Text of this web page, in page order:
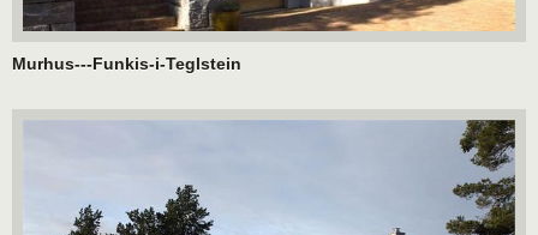
Murhus---Funkis-i-Teglstein